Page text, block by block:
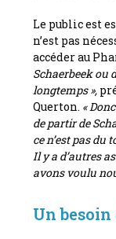
Le public est
n’est pas
accéder au
Schaerbeek ou
longtemps »,
Querton. «
de partir de
ce n’est pas du
Il y a d’autres
avons voulu
Un